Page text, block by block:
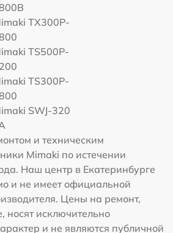
TX300P-
TS500P-
TS300P-
SWJ-320
и техническим
Mimaki по истечении
Наш центр в Екатеринбурге
и не имеет официальной
Цены на ремонт,
носят исключительно
и не являются публичной